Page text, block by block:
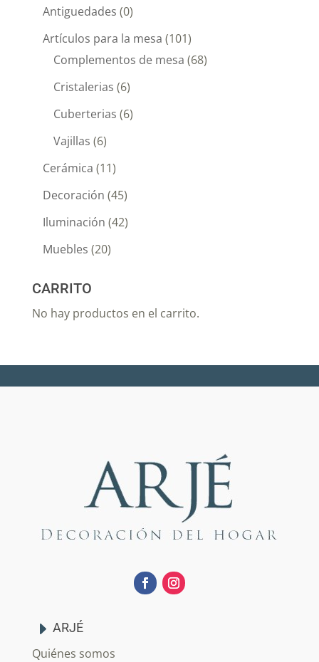
Antiguedades (0)
Artículos para la mesa (101)
Complementos de mesa (68)
Cristalerias (6)
Cuberterias (6)
Vajillas (6)
Cerámica (11)
Decoración (45)
Iluminación (42)
Muebles (20)
CARRITO
No hay productos en el carrito.
ARJÉ
Quiénes somos